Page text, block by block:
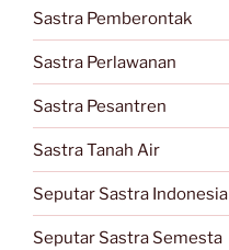
Sastra Pemberontak
Sastra Perlawanan
Sastra Pesantren
Sastra Tanah Air
Seputar Sastra Indonesia
Seputar Sastra Semesta